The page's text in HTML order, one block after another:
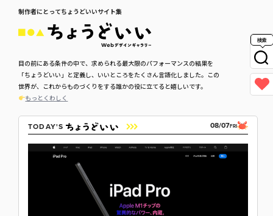
制作者にとってちょうどいいサイト集
目の前にある条件の中で、求められる最大限のパフォーマンスの結果を
「ちょうどいい」と定義し、いいところをたくさん言語化しました。この
世界が、これからものづくりをする誰かの役に立てると嬉しいです。
もっとくわしく
TODAY'S 08/07FRI
検索